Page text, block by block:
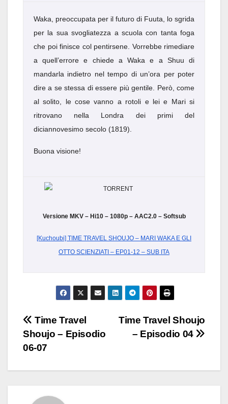
Waka, preoccupata per il futuro di Fuuta, lo sgrida
per la sua svogliatezza a scuola con tanta foga
che poi finisce col pentirsene. Vorrebbe rimediare
a quell’errore e chiede a Waka e a Shuu di
mandarla indietro nel tempo di un’ora per poter
dire a se stessa di essere più gentile. Però, come
al solito, le cose vanno a rotoli e lei e Mari si
ritrovano nella Londra dei primi del
diciannovesimo secolo (1819).
Buona visione!
Versione MKV – Hi10 – 1080p – AAC2.0 – Softsub
[Kuchoubi] TIME TRAVEL SHOUJO – MARI WAKA E GLI
OTTO SCIENZIATI – EP01-12 – SUB ITA
Navigazione
articoli
Time Travel Shoujo
– Episodio 04
Time Travel
Shoujo – Episodio
06-07